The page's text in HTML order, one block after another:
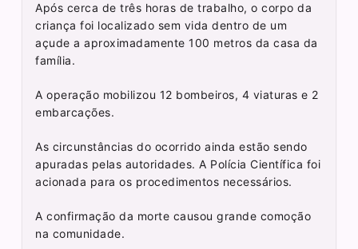
Após cerca de três horas de trabalho, o corpo da
criança foi localizado sem vida dentro de um
açude a aproximadamente 100 metros da casa da
família.
A operação mobilizou 12 bombeiros, 4 viaturas e 2
embarcações.
As circunstâncias do ocorrido ainda estão sendo
apuradas pelas autoridades. A Polícia Científica foi
acionada para os procedimentos necessários.
A confirmação da morte causou grande comoção
na comunidade.